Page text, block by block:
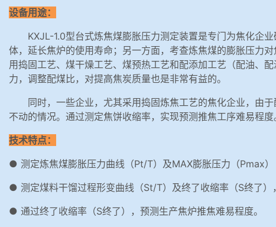
设备用途：
KXJL-1.0型台式炼焦煤膨胀压力测定装置是专门为焦化企
体，延长焦炉的使用寿命；另一方面，考查炼焦煤的膨胀压力
用捣固工艺、煤干燥工艺、煤预热工艺和配添加工艺（配油、
力，调整配煤比，对提高焦炭质量也是非常有益的。
同时，一些企业，尤其采用捣固炼焦工艺的焦化企业，由
不动的情况。通过测定焦饼收缩率，实现预测推焦工序难易程度
技术特点：
● 测定炼焦煤膨胀压力曲线（Pt/T）及MAX膨胀压力（Pmax）
● 测定煤料干馏过程形变曲线（St/T）及终了收缩率（S终了）
● 通过终了收缩率（S终了），预测生产焦炉推焦难易程度。